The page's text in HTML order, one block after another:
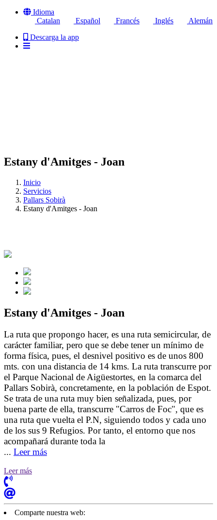
Idioma
Catalan
Español Francés Inglés
Alemán
Descarga la app
Estany d'Amitges - Joan
Inicio
Servicios
Pallars Sobirà
Estany d'Amitges - Joan
Estany d'Amitges - Joan
La ruta que propongo hacer, es una ruta semicircular, de
carácter familiar, pero que se debe tener un mínimo de
forma física, pues, el desnivel positivo es de unos 800
mts. con una distancia de 14 kms. La ruta transcurre por
el Parque Nacional de Aigüestortes, en la comarca del
Pallars Sobirà, concretamente, en la población de Espot.
Se trata de una ruta muy bien señalizada, pues, por
buena parte de ella, transcurre "Carros de Foc", que es
una ruta que vuelta el P.N, siguiendo todos y cada uno
de los sus 9 Refugios. Por tanto, el entorno que nos
acompañará durante toda la
... Leer más
Leer más
Comparte nuestra web: